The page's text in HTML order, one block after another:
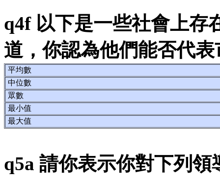
q4f 以下是一些社會上存
道，你認為他們能否代
平均數
中位數
眾數
最小值
最大值
q5a 請你表示你對下列